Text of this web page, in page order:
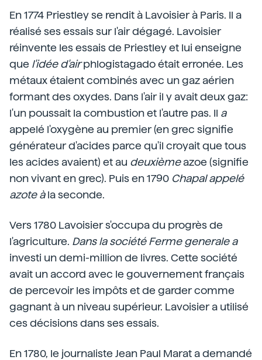
En 1774 Priestley se rendit à Lavoisier à Paris. Il a
réalisé ses essais sur l'air dégagé. Lavoisier
réinvente les essais de Priestley et lui enseigne
que l'idée d'airphlogistagado était erronée. Les
métaux étaient combinés avec un gaz aérien
formant des oxydes. Dans l'air il y avait deux gaz:
l'un poussait la combustion et l'autre pas. Il a
appelé l'oxygène au premier (en grec signifie
générateur d'acides parce qu'il croyait que tous
les acides avaient) et au deuxièmeazoe (signifie
non vivant en grec). Puis en 1790 Chapal appelé
azote àla seconde.
Vers 1780 Lavoisier s'occupa du progrès de
l'agriculture. Dans la société Ferme generale a
investi un demi-million de livres. Cette société
avait un accord avec le gouvernement français
de percevoir les impôts et de garder comme
gagnant à un niveau supérieur. Lavoisier a utilisé
ces décisions dans ses essais.
En 1780, le journaliste Jean Paul Marat a demandé